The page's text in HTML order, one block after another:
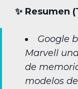
✨︎ Resumen
Google
Marvell
de
modelos